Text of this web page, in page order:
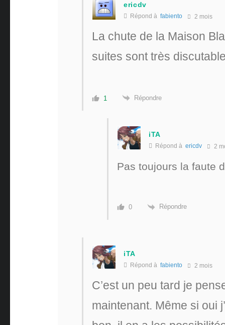
ericdv
Répond à fabiento 2 mois
La chute de la Maison
suites sont très
1 Répondre
iTA
Répond à ericdv 2
Pas toujours la faute
0 Répondre
iTA
Répond à fabiento 2 mois
C’est un peu tard je
maintenant. Même si oui